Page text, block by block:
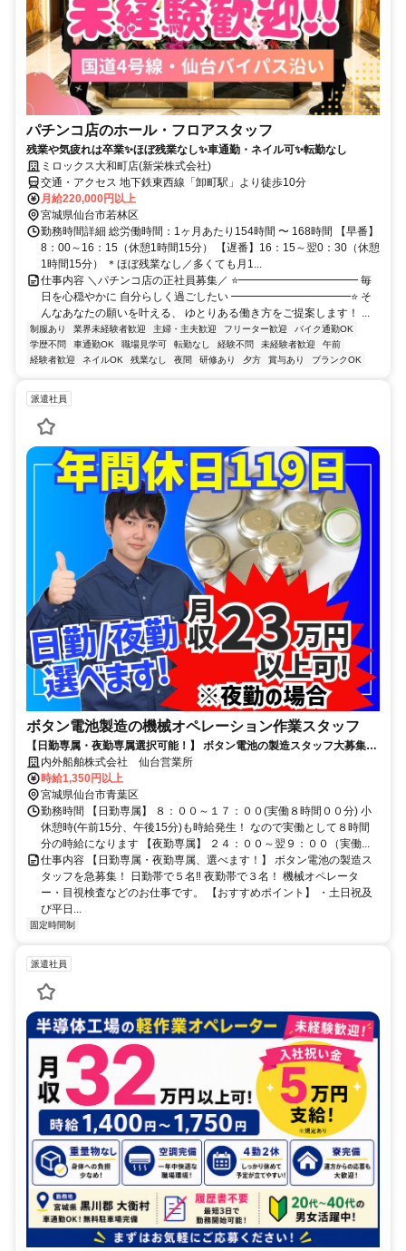
パチンコ店のホール・フロアスタッフ
残業や気疲れは卒業✨ほぼ残業なし✨車通勤・ネイル可✨転勤なし
ミロックス大和町店(新栄株式会社)
交通・アクセス 地下鉄東西線「卸町駅」より徒歩10分
月給220,000円以上
宮城県仙台市若林区
勤務時間詳細 総労働時間：1ヶ月あたり154時間 〜 168時間 【早番】
8：00～16：15（休憩1時間15分） 【遅番】16：15～翌0：30（休憩
1時間15分） ＊ほぼ残業なし／多くても月1...
仕事内容 ＼パチンコ店の正社員募集／ ⭐━━━━━━━━━━━ 毎
日を心穏やかに 自分らしく過ごしたい ━━━━━━━━━━━⭐ そ
んなあなたの願いを叶える、 ゆとりある働き方をご提案します！ ...
制服あり 業界未経験者歓迎 主婦・主夫歓迎 フリーター歓迎
バイク通勤OK
学歴不問
車通勤OK 職場見学可 転勤なし 経験不問 未経験者歓迎
午前
経験者歓迎
ネイルOK 残業なし 夜間 研修あり 夕方 賞与あり ブランクOK
派遣社員
ボタン電池製造の機械オペレーション作業スタッフ
【日勤専属・夜勤専属選択可能！】 ボタン電池の製造スタッフ大募集！
ラクラク軽作業！未経験でもOK！
内外船舶株式会社 仙台営業所
時給1,350円以上
宮城県仙台市青葉区
勤務時間 【日勤専属】 ８：００～１７：００(実働８時間００分) 小
休憩時(午前15分、午後15分)も時給発生！ なので実働として８時間
分の時給になります 【夜勤専属】 ２４：００～翌９：００（実働...
仕事内容 【日勤専属・夜勤専属、選べます！】 ボタン電池の製造ス
タッフを急募集！ 日勤帯で５名‼ 夜勤帯で３名！ 機械オペレータ
ー・目視検査などのお仕事です。 【おすすめポイント】 ・土日祝及
び平日...
固定時間制
派遣社員